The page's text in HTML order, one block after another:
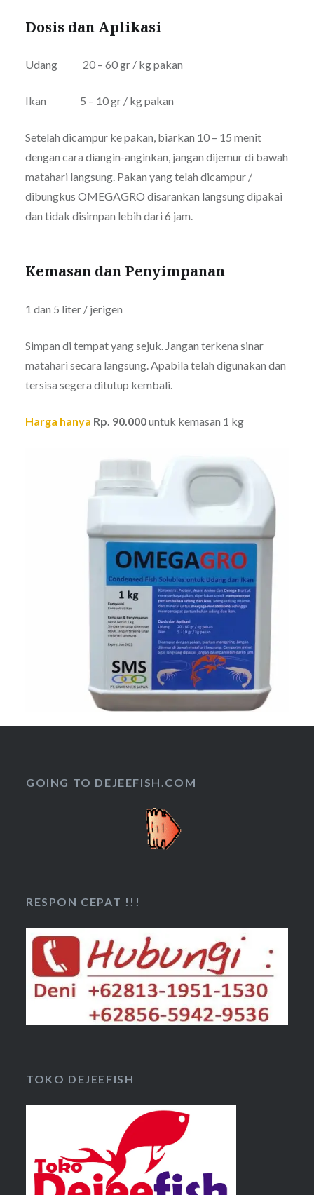
Dosis dan Aplikasi
Udang 20 – 60 gr / kg pakan
Ikan 5 – 10 gr / kg pakan
Setelah dicampur ke pakan, biarkan 10 – 15 menit
dengan cara diangin-anginkan, jangan dijemur di bawah
matahari langsung. Pakan yang telah dicampur /
dibungkus OMEGAGRO disarankan langsung dipakai
dan tidak disimpan lebih dari 6 jam.
Kemasan dan Penyimpanan
1 dan 5 liter / jerigen
Simpan di tempat yang sejuk. Jangan terkena sinar
matahari secara langsung. Apabila telah digunakan dan
tersisa segera ditutup kembali.
Harga hanya Rp. 90.000untuk kemasan 1 kg
GOING TO DEJEEFISH.COM
RESPON CEPAT !!!
TOKO DEJEEFISH